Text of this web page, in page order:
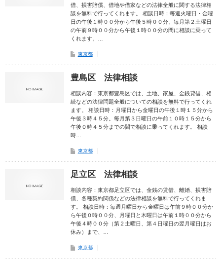
借、損害賠償、借地や借家などの法律全般に関する法律相
談を無料で行ってくれます。 相談日時：毎週火曜日・金曜
日の午後１時００分から午後５時００分、毎月第２土曜日
の午前９時００分から午後１時００分の間に相談に乗って
くれます。…
東京都
豊島区 法律相談
相談内容：東京都豊島区では、土地、家屋、金銭貸借、相
続などの法律問題全般についての相談を無料で行ってくれ
ます。 相談日時：月曜日から金曜日の午後１時１５分から
午後３時４５分。毎月第３日曜日の午前１０時１５分から
午後０時４５分までの間で相談に乗ってくれます。 相談
時…
東京都
足立区 法律相談
相談内容：東京都足立区では、金銭の賃借、離婚、損害賠
償、各種契約関係などの法律相談を無料で行ってくれま
す。 相談日時：毎週月曜日から金曜日は午前９時００分か
ら午後０時００分、月曜日と木曜日は午前１時００分から
午後４時００分（第２土曜日、第４日曜日の翌月曜日はお
休み）まで、…
東京都